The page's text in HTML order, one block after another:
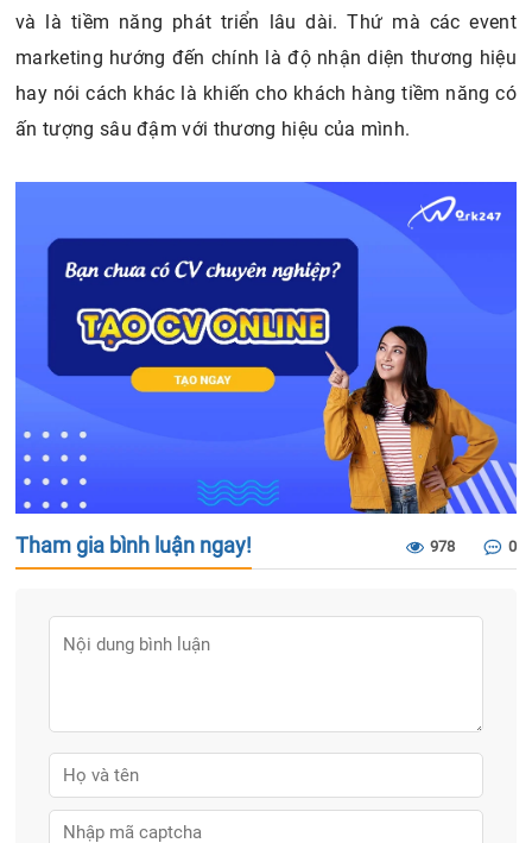
và là tiềm năng phát triển lâu dài. Thứ mà các event
marketing hướng đến chính là độ nhận diện thương hiệu
hay nói cách khác là khiến cho khách hàng tiềm năng có
ấn tượng sâu đậm với thương hiệu của mình.
Tham gia bình luận ngay! 978 0